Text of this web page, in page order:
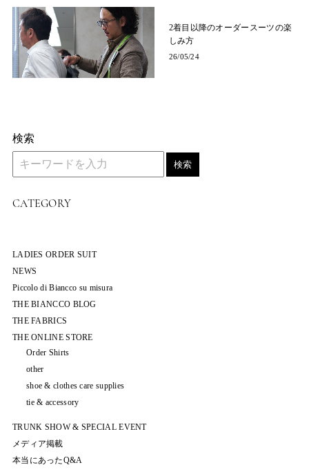
2着目以降のオーダースーツの楽
しみ方
26/05/24
検索
検索
CATEGORY
LADIES ORDER SUIT
NEWS
Piccolo di Biancco su misura
THE BIANCCO BLOG
THE FABRICS
THE ONLINE STORE
Order Shirts
other
shoe & clothes care supplies
tie & accessory
TRUNK SHOW & SPECIAL EVENT
メディア掲載
本当にあったQ&A